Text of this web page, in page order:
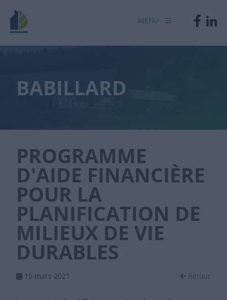
MENU
BABILLARD
PROGRAMME
D'AIDE FINANCIÈRE
POUR LA
PLANIFICATION DE
MILIEUX DE VIE
DURABLES
15 mars 2021 Retour